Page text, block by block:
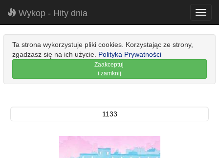
Wykop - Hity dnia
Ta strona wykorzystuje pliki cookies. Korzystając ze strony,
zgadzasz się na ich użycie. Polityka Prywatności
Zaakceptuj
i zamknij
1133